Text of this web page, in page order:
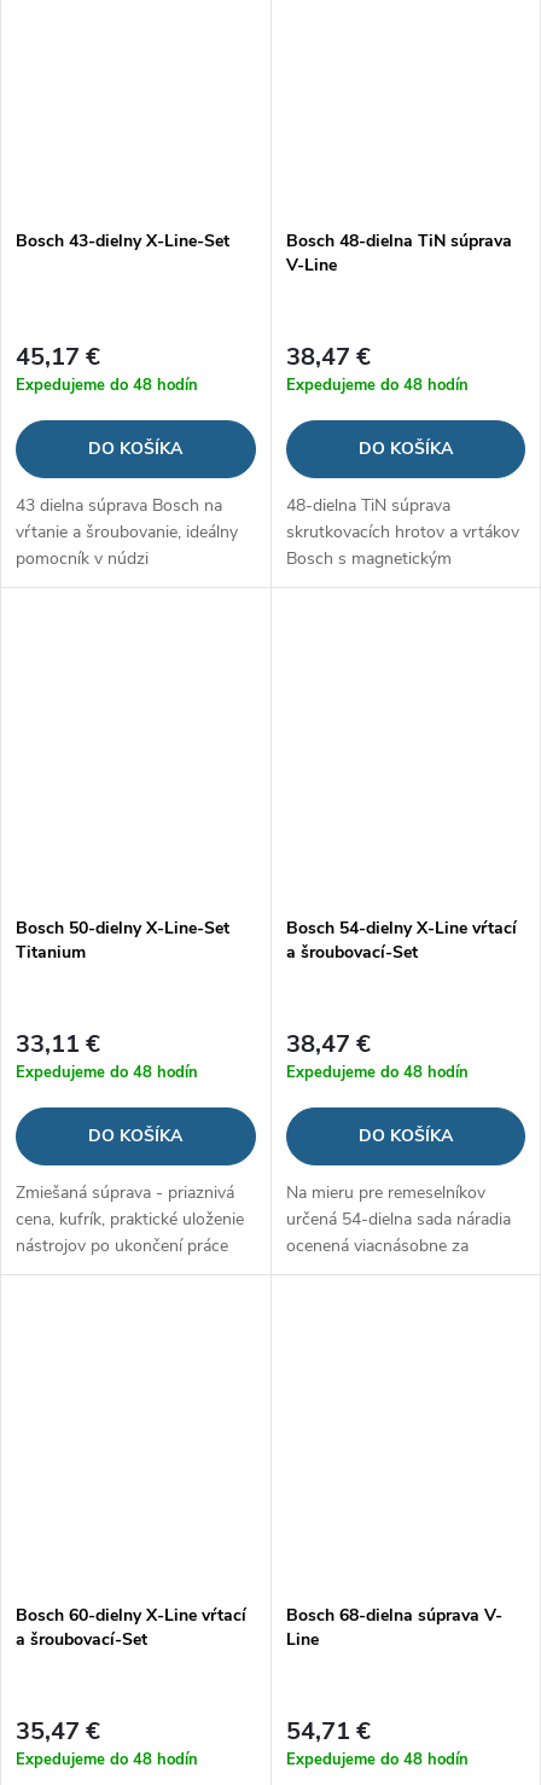
Bosch 43-dielny X-Line-Set
45,17 €
Expedujeme do 48 hodín
DO KOŠÍKA
43 dielna súprava Bosch na
vŕtanie a šroubovanie, ideálny
pomocník v núdzi
Bosch 48-dielna TiN súprava
V-Line
38,47 €
Expedujeme do 48 hodín
DO KOŠÍKA
48-dielna TiN súprava
skrutkovacích hrotov a vrtákov
Bosch s magnetickým
teleskopom V-Line
Bosch 50-dielny X-Line-Set
Titanium
33,11 €
Expedujeme do 48 hodín
DO KOŠÍKA
Zmiešaná súprava - priaznivá
cena, kufrík, praktické uloženie
nástrojov po ukončení práce
Bosch 54-dielny X-Line vŕtací
a šroubovací-Set
38,47 €
Expedujeme do 48 hodín
DO KOŠÍKA
Na mieru pre remeselníkov
určená 54-dielna sada náradia
ocenená viacnásobne za
funkčnosť a dobre prevedený
Bosch 60-dielny X-Line vŕtací
a šroubovací-Set
35,47 €
Expedujeme do 48 hodín
Bosch 68-dielna súprava V-
Line
54,71 €
Expedujeme do 48 hodín